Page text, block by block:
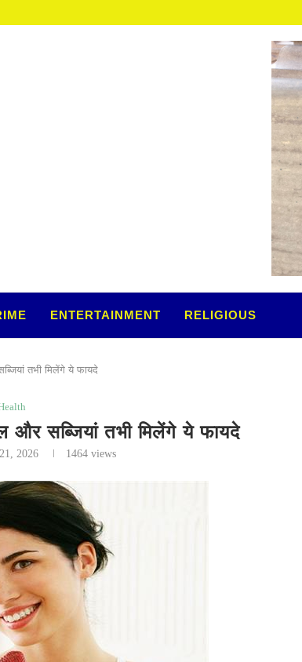
ENTERTAINMENT RELIGIOUS
तभी मिलेंगे ये फायदे
सब्जियां तभी मिलेंगे ये फायदे
2026 1464 views